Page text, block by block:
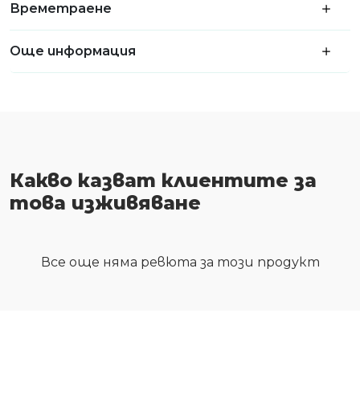
Времетраене
Още информация
Какво казват клиентите за
това изживяване
Все още няма ревюта за този продукт